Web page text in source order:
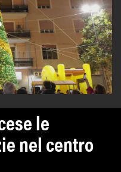
le
nel centro